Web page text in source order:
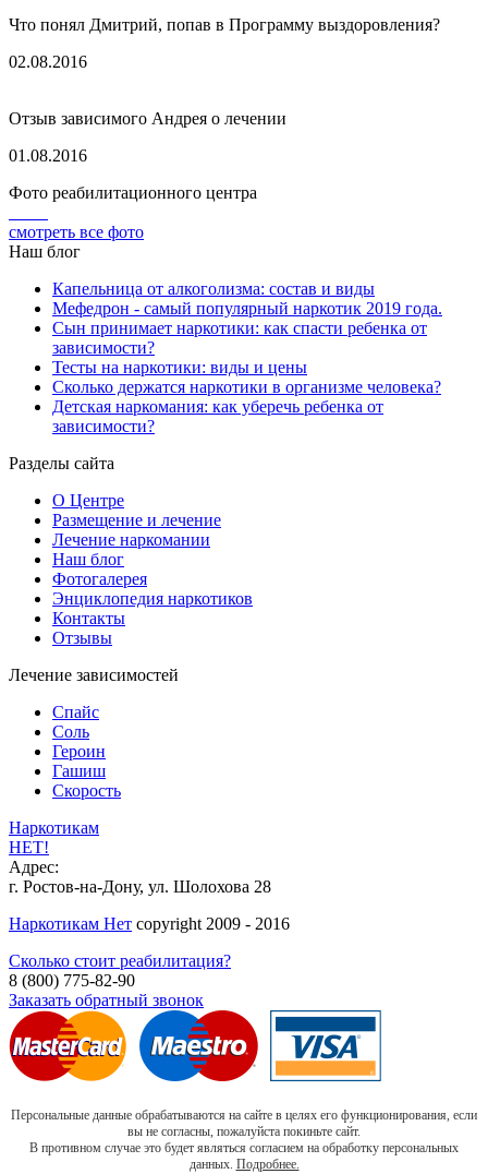
Что понял Дмитрий, попав в Программу выздоровления?
02.08.2016
Отзыв зависимого Андрея о лечении
01.08.2016
Фото реабилитационного центра
смотреть все фото
Наш блог
Капельница от алкоголизма: состав и виды
Мефедрон - самый популярный наркотик 2019 года.
Сын принимает наркотики: как спасти ребенка от
зависимости?
Тесты на наркотики: виды и цены
Сколько держатся наркотики в организме человека?
Детская наркомания: как уберечь ребенка от
зависимости?
Разделы сайта
О Центре
Размещение и лечение
Лечение наркомании
Наш блог
Фотогалерея
Энциклопедия наркотиков
Контакты
Отзывы
Лечение зависимостей
Спайс
Соль
Героин
Гашиш
Скорость
Наркотикам
НЕТ!
Адрес:
г. Ростов-на-Дону, ул. Шолохова 28
Наркотикам Нет copyright 2009 - 2016
Сколько стоит реабилитация?
8 (800) 775-82-90
Заказать обратный звонок
Персональные данные обрабатываются на сайте в целях его функционирования, если
вы не согласны, пожалуйста покиньте сайт.
В противном случае это будет являться согласием на обработку персональных
данных. Подробнее.